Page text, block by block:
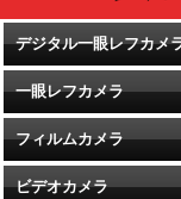
デジタル一眼レフカメ
一眼レフカメラ
フィルムカメラ
ビデオカメラ